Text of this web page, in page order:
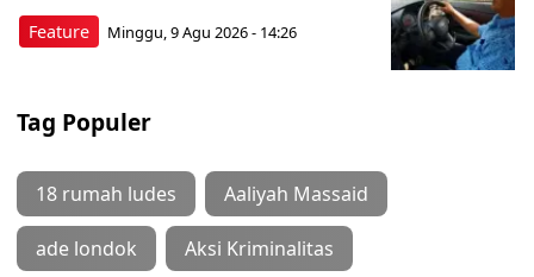
Feature Minggu, 9 Agu 2026 - 14:26
Tag Populer
18 rumah ludes Aaliyah Massaid
ade londok Aksi Kriminalitas